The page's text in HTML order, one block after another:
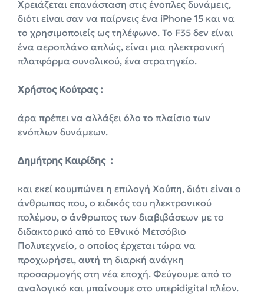
Χρειάζεται επανάσταση στις ένοπλες δυνάμεις,
διότι είναι σαν να παίρνεις ένα iPhone 15 και να
το χρησιμοποιείς ως τηλέφωνο. Το F35 δεν είναι
ένα αεροπλάνο απλώς, είναι μια ηλεκτρονική
πλατφόρμα συνολικού, ένα στρατηγείο.
Χρήστος Κούτρας :
άρα πρέπει να αλλάξει όλο το πλαίσιο των
ενόπλων δυνάμεων.
Δημήτρης Καιρίδης :
και εκεί κουμπώνει η επιλογή Χούπη, διότι είναι ο
άνθρωπος που, ο ειδικός του ηλεκτρονικού
πολέμου, ο άνθρωπος των διαβιβάσεων με το
διδακτορικό από το Εθνικό Μετσόβιο
Πολυτεχνείο, ο οποίος έρχεται τώρα να
προχωρήσει, αυτή τη διαρκή ανάγκη
προσαρμογής στη νέα εποχή. Φεύγουμε από το
αναλογικό και μπαίνουμε στο υπερidigital πλέον.